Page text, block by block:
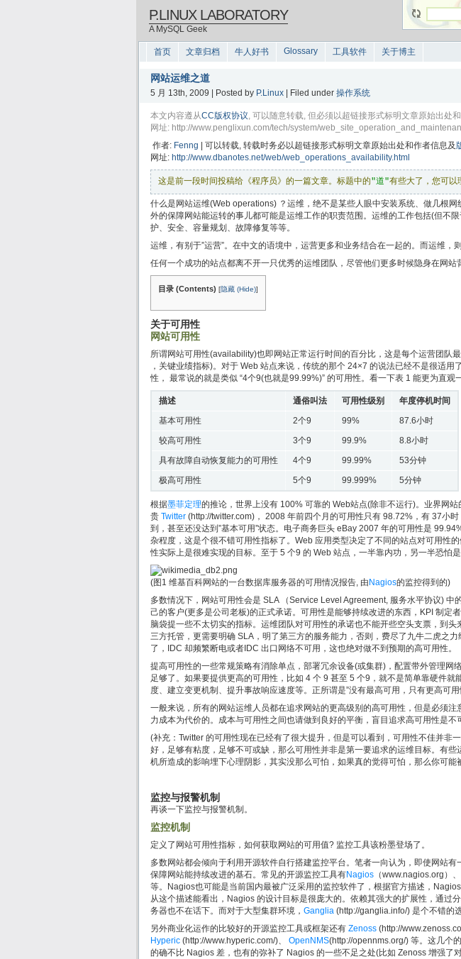
P.LINUX LABORATORY
A MySQL Geek
首页 文章归档 牛人好书 Glossary 工具软件 关于博主
网站运维之道
5 月 13th, 2009 | Posted by P.Linux | Filed under 操作系统
本文内容遵从CC版权协议, 可以随意转载, 但必须以超链接形式标明文章原始出处
网址: http://www.penglixun.com/tech/system/
作者: Fenng 可以转载, 转载时务必以超链接形式标明文章原始出处和作者信息及
网址: http://www.dbanotes.net/web/web_operations_availability.html
这是前一段时间投稿给《程序员》的一篇文章。标题中的"道"有些大了，您可以
什么是网站运维(Web operations) ？运维，绝不是某些人眼中安装系统、做几根
外的保障网站能运转的事儿都可能是运维工作的职责范围。运维的工作包括(但不
护、安全、容量规划、故障修复等等。
运维，有别于”运营”。在中文的语境中，运营更多和业务结合在一起的。而运维，
任何一个成功的站点都离不开一只优秀的运维团队，尽管他们更多时候隐身在网站
目录 (Contents) [隐藏 (Hide)]
关于可用性
网站可用性
所谓网站可用性(availability)也即网站正常运行时间的百分比，这是每个运营团队
，关键业绩指标)。对于 Web 站点来说，传统的那个 24×7 的说法已经不是很适用
性， 最常说的就是类似 “4个9(也就是99.99%)” 的可用性。看一下表 1 能更为直观一
描述 通俗叫法 可用性级别
年度停机时间
基本可用性
2个9 99%
87.6小时
较高可用性
3个9 99.9%
8.8小时
具有故障自动恢复能力的可用性
4个9 99.99%
53分钟
极高可用性
5个9 99.999% 5分钟
根据墨菲定理的推论，世界上没有 100% 可靠的 Web站点(除非不运行)。业界网
贵 Twitter (http://twitter.com)， 2008 年前四个月的可用性只有 98.72%，有 37小
到，甚至还没达到”基本可用”状态。电子商务巨头 eBay 2007 年的可用性是
杂程度，这是个很不错可用性指标了。Web 应用类型决定了不同的站点对可用性
性实际上是很难实现的目标。至于 5 个9 的 Web 站点，一半靠内功，另一半恐怕是
(图1 维基百科网站的一台数据库服务器的可用情况报告, 由 Nagios的监控得到的)
多数情况下，网站可用性会是 SLA （Service Level Agreement, 服务水平协议) 中
己的客户(更多是公司老板)的正式承诺。可用性是能够持续改进的东西，KPI 制定
脑袋提一些不太切实的指标。运维团队对可用性的承诺也不能开些空头支票，到
三方托管，更需要明确 SLA，明了第三方的服务能力，否则，费尽了九牛二虎之
了，IDC 却频繁断电或者IDC 出口网络不可用，这也绝对做不到预期的高可用性。
提高可用性的一些常规策略有消除单点，部署冗余设备(或集群)，配置带外管理网
足够了。如果要提供更高的可用性，比如 4 个 9 甚至 5 个9，就不是简单靠硬件就
度、建立变更机制、提升事故响应速度等。正所谓是”没有最高可用，只有更高可用
一般来说，所有的网站运维人员都在追求网站的更高级别的高可用性，但是必须注
力成本为代价的。成本与可用性之间也请做到良好的平衡，盲目追求高可用性是不
(补充：Twitter 的可用性现在已经有了很大提升，但是可以看到，可用性不佳并非
好，足够有粘度，足够不可或缺，那么可用性并非是第一要追求的运维目标。有
机所造成的影响埋下心理阴影，其实没那么可怕，如果真的觉得可怕，那么你可能
监控与报警机制
再谈一下监控与报警机制。
监控机制
定义了网站可用性指标，如何获取网站的可用值? 监控工具该粉墨登场了。
多数网站都会倾向于利用开源软件自行搭建监控平台。笔者一向认为，即使网站
保障网站能持续改进的基石。常见的开源监控工具有Nagios （www.nagios.org）、
等。Nagios也可能是当前国内最被广泛采用的监控软件了，根据官方描述，
从这个描述能看出，Nagios 的设计目标是很庞大的。依赖其强大的扩展性，通过
务器也不在话下。而对于大型集群环境， Ganglia (http://ganglia.info/) 是个不错的选
另外商业化运作的比较好的开源监控工具或框架还有 Zenoss (http://
Hyperic (http://www.hyperic.com/)、 OpenNMS(http://opennms.org/) 等。这几个
的确不比 Nagios 差，也有的弥补了 Nagios 的一些不足之处(比如 Zenoss 增强了